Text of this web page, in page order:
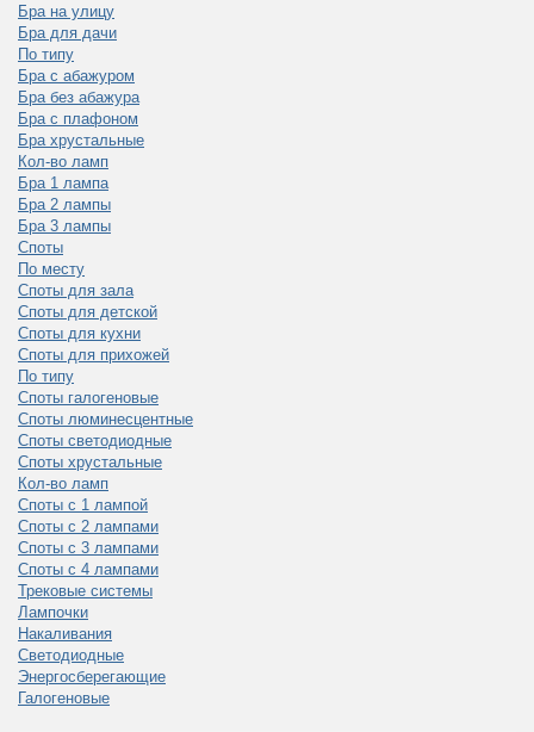
Бра на улицу
Бра для дачи
По типу
Бра с абажуром
Бра без абажура
Бра с плафоном
Бра хрустальные
Кол-во ламп
Бра 1 лампа
Бра 2 лампы
Бра 3 лампы
Споты
По месту
Споты для зала
Споты для детской
Споты для кухни
Споты для прихожей
По типу
Споты галогеновые
Споты люминесцентные
Споты светодиодные
Споты хрустальные
Кол-во ламп
Споты с 1 лампой
Споты с 2 лампами
Споты с 3 лампами
Споты с 4 лампами
Трековые системы
Лампочки
Накаливания
Светодиодные
Энергосберегающие
Галогеновые